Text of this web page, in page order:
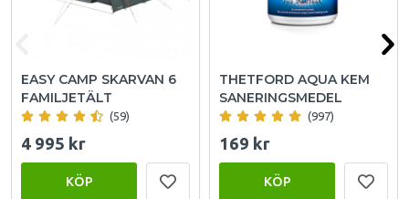
EASY CAMP SKARVAN 6
FAMILJETÄLT
(59)
4 995 kr
KÖP
THETFORD AQUA KEM
SANERINGSMEDEL
(997)
169 kr
KÖP